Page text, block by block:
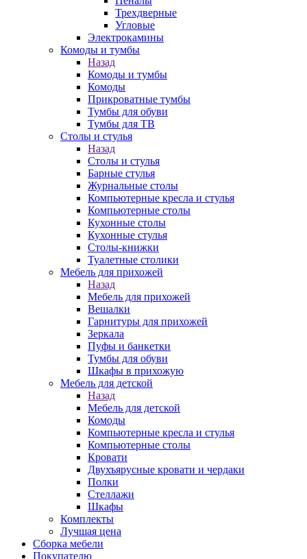
Трехдверные
Угловые
Электрокамины
Комоды и тумбы
Назад
Комоды и тумбы
Комоды
Прикроватные тумбы
Тумбы для обуви
Тумбы для ТВ
Столы и стулья
Назад
Столы и стулья
Барные стулья
Журнальные столы
Компьютерные кресла и стулья
Компьютерные столы
Кухонные столы
Кухонные стулья
Столы-книжки
Туалетные столики
Мебель для прихожей
Назад
Мебель для прихожей
Вешалки
Гарнитуры для прихожей
Зеркала
Пуфы и банкетки
Тумбы для обуви
Шкафы в прихожую
Мебель для детской
Назад
Мебель для детской
Комоды
Компьютерные кресла и стулья
Компьютерные столы
Кровати
Двухъярусные кровати и чердаки
Полки
Стеллажи
Шкафы
Комплекты
Лучшая цена
Сборка мебели
Покупателю